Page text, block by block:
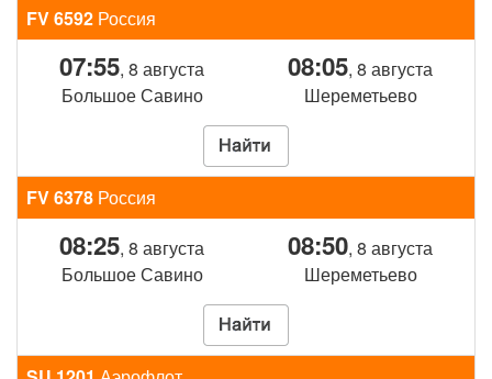
FV 6592 Россия
07:55, 8 августа
Большое Савино
08:05, 8 августа
Шереметьево
FV 6378 Россия
08:25, 8 августа
Большое Савино
08:50, 8 августа
Шереметьево